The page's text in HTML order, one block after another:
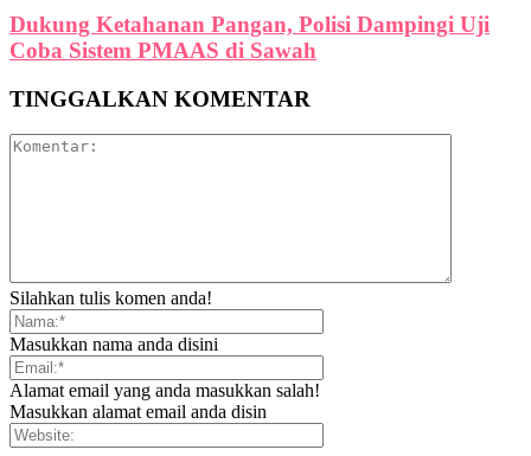
Dukung Ketahanan Pangan, Polisi Dampingi Uji
Coba Sistem PMAAS di Sawah
TINGGALKAN KOMENTAR
Silahkan tulis komen anda!
Masukkan nama anda disini
Alamat email yang anda masukkan salah!
Masukkan alamat email anda disin